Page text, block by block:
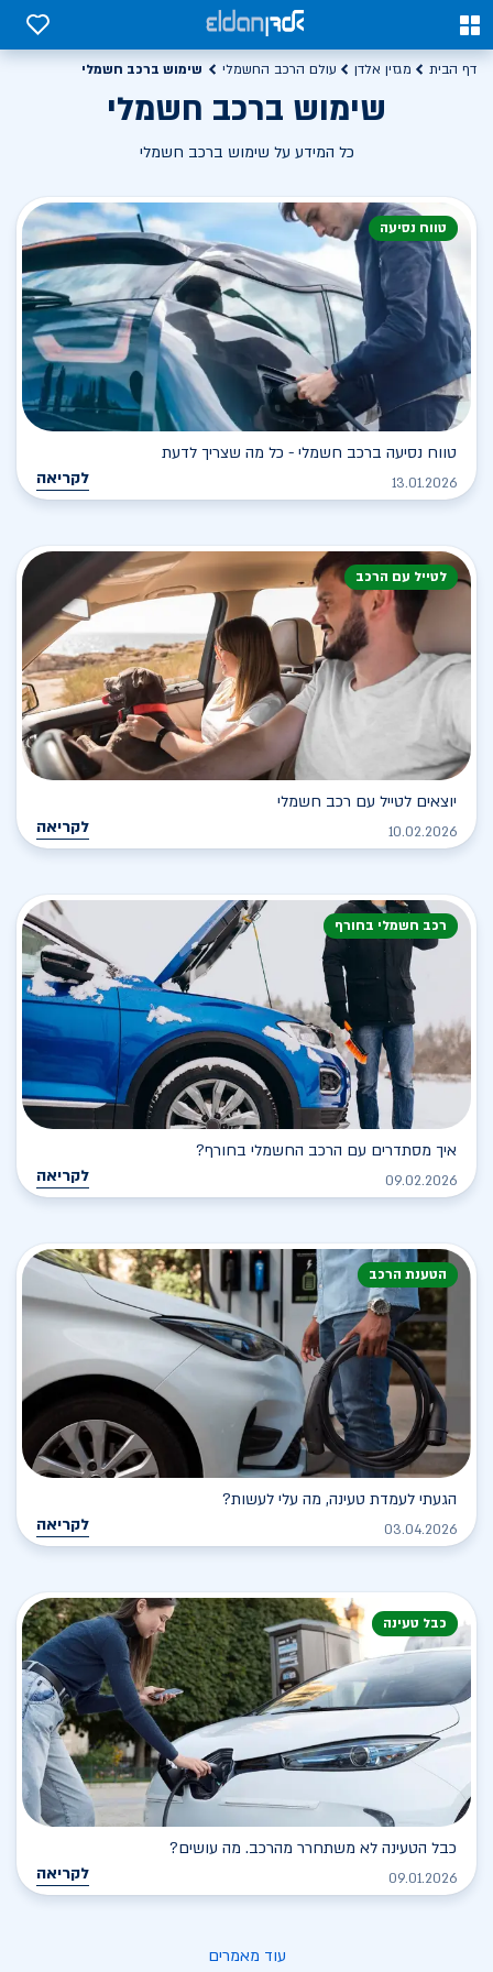
0
0
דף הבית מגזין אלדן עולם הרכב החשמלי שימוש ברכב חשמלי
שימוש ברכב חשמלי
כל המידע על שימוש ברכב חשמלי
טווח נסיעה
טווח נסיעה ברכב חשמלי - כל מה שצריך לדעת
13.01.2026 לקריאה
לטייל עם הרכב
יוצאים לטייל עם רכב חשמלי
10.02.2026 לקריאה
רכב חשמלי בחורף
איך מסתדרים עם הרכב החשמלי בחורף?
09.02.2026 לקריאה
הטענת הרכב
הגעתי לעמדת טעינה, מה עלי לעשות?
03.04.2026 לקריאה
כבל טעינה
כבל הטעינה לא משתחרר מהרכב. מה עושים?
09.01.2026 לקריאה
עוד מאמרים